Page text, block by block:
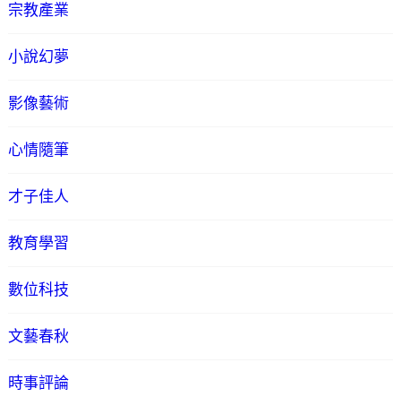
宗教產業
小說幻夢
影像藝術
心情隨筆
才子佳人
教育學習
數位科技
文藝春秋
時事評論